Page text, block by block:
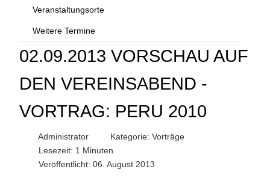
Veranstaltungsorte
Weitere Termine
02.09.2013 VORSCHAU AUF
DEN VEREINSABEND -
VORTRAG: PERU 2010
Administrator Kategorie: Vorträge
Lesezeit: 1 Minuten
Veröffentlicht: 06. August 2013